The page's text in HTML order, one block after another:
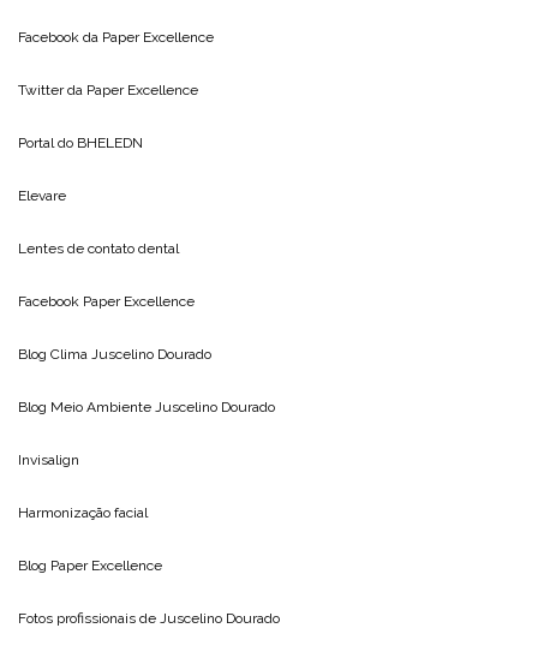
Facebook da Paper Excellence
Twitter da Paper Excellence
Portal do BHELEDN
Elevare
Lentes de contato dental
Facebook Paper Excellence
Blog Clima Juscelino Dourado
Blog Meio Ambiente Juscelino Dourado
Invisalign
Harmonização facial
Blog Paper Excellence
Fotos profissionais de Juscelino Dourado